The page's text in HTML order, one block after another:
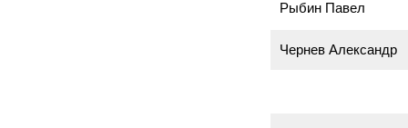
Рыбин Павел
Чернев Александр